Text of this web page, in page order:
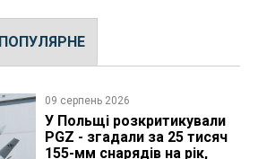
ПОПУЛЯРНЕ
09 серпень 2026
У Польщі розкритикували
PGZ - згадали за 25 тисяч
155-мм снарядів на рік,